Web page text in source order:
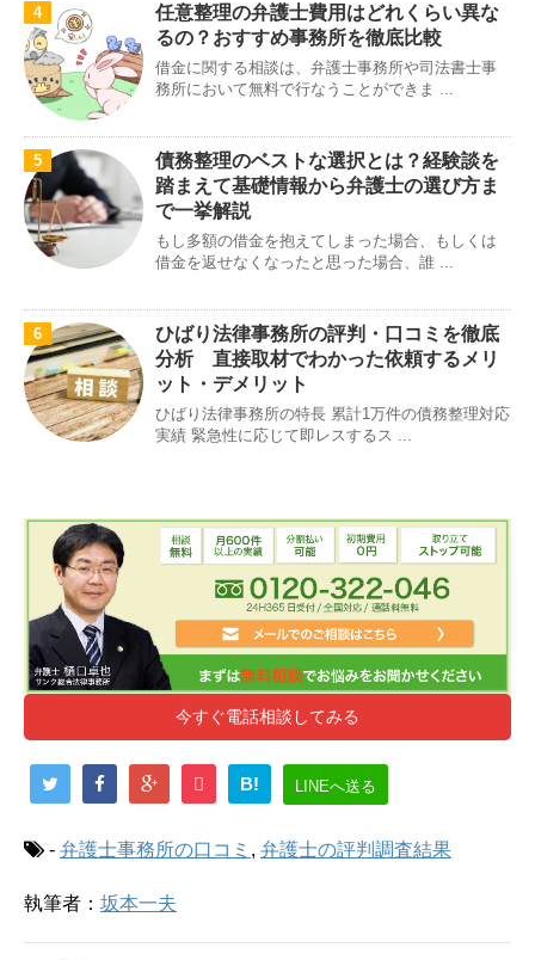
4
任意整理の弁護士費用はどれくらい異な
るの？おすすめ事務所を徹底比較
借金に関する相談は、弁護士事務所や司法書士事
務所において無料で行なうことができま ...
5
債務整理のベストな選択とは？経験談を
踏まえて基礎情報から弁護士の選び方ま
で一挙解説
もし多額の借金を抱えてしまった場合、もしくは
借金を返せなくなったと思った場合、誰 ...
6
ひばり法律事務所の評判・口コミを徹底
分析 直接取材でわかった依頼するメリ
ット・デメリット
ひばり法律事務所の特長 累計1万件の債務整理対応
実績 緊急性に応じて即レスするス ...
今すぐ電話相談してみる
B! LINEへ送る
- 弁護士事務所の口コミ , 弁護士の評判調査結果
執筆者： 坂本一夫